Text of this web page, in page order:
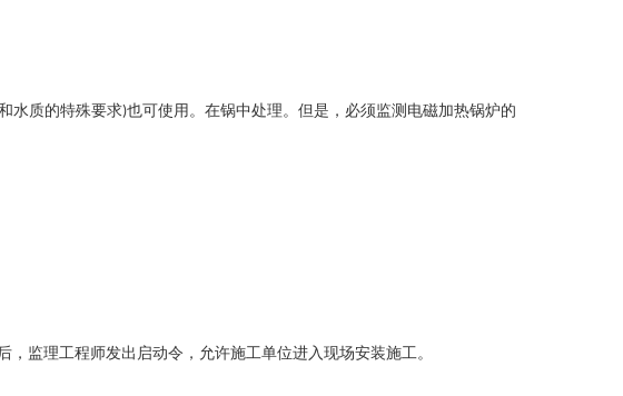
水质的特殊要求)也可使用。在锅中处理。但是，必须监测电磁加热锅炉的
监理工程师发出启动令，允许施工单位进入现场安装施工。